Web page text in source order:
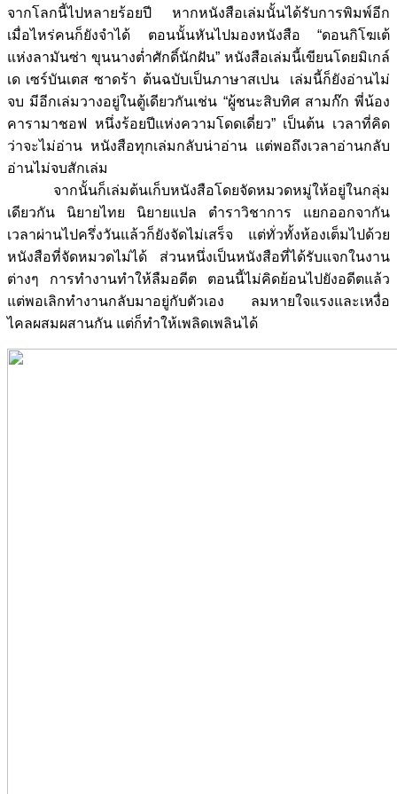
จากโลกนี้ไปหลายร้อยปี หากหนังสือเล่มนั้นได้รับการพิมพ์อีก
เมื่อไหร่คนก็ยังจำได้ ตอนนั้นหันไปมองหนังสือ “ดอนกิโฆเต้
แห่งลามันซ่า ขุนนางต่ำศักดิ์นักฝัน” หนังสือเล่มนี้เขียนโดยมิเกล์
เด เซร์บันเตส ซาดร้า ต้นฉบับเป็นภาษาสเปน เล่มนี้ก็ยังอ่านไม่
จบ มีอีกเล่มวางอยู่ในตู้เดียวกันเช่น “ผู้ชนะสิบทิศ สามก๊ก พี่น้อง
คารามาชอฟ หนึ่งร้อยปีแห่งความโดดเดี่ยว” เป็นต้น เวลาที่คิด
ว่าจะไม่อ่าน หนังสือทุกเล่มกลับน่าอ่าน แต่พอถึงเวลาอ่านกลับ
อ่านไม่จบสักเล่ม
จากนั้นก็เล่มต้นเก็บหนังสือโดยจัดหมวดหมู่ให้อยู่ในกลุ่ม
เดียวกัน นิยายไทย นิยายแปล ตำราวิชาการ แยกออกจากัน
เวลาผ่านไปครึ่งวันแล้วก็ยังจัดไม่เสร็จ แต่ทั่วทั้งห้องเต็มไปด้วย
หนังสือที่จัดหมวดไม่ได้ ส่วนหนึ่งเป็นหนังสือที่ได้รับแจกในงาน
ต่างๆ การทำงานทำให้ลืมอดีต ตอนนี้ไม่คิดย้อนไปยังอดีตแล้ว
แต่พอเลิกทำงานกลับมาอยู่กับตัวเอง ลมหายใจแรงและเหงื่อ
ไคลผสมผสานกัน แต่ก็ทำให้เพลิดเพลินได้